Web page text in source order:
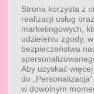
Dane do przelewu
Przepisy
Blog
KONTAKT
Strona korzysta z
realizacji usług
marketingowych,
udzieleniu zgody,
bezpieczeństwa
Aby uzyskać
do
w dowolnym